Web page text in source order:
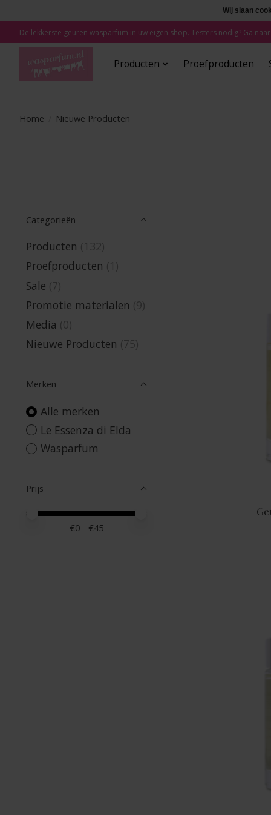
De lekkerste geuren wasparfum in uw eigen shop. Testers nodig? Ga
Producten Proefproducten
Home Nieuwe Producten
Categorieën
Producten (132)
Proefproducten (1)
Sale (7)
Promotie materialen (9)
Media (0)
Nieuwe Producten (75)
Merken
Alle merken
Le Essenza di Elda
Wasparfum
Prijs
Minimale prijswaarde
Price maximum value
€0 - €45
Wij slaan